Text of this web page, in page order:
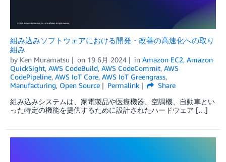
組み込みソフトウェアにおける開発・改善の高速化への取り
組み
by Ken Muramatsu on 19 6月 2024 in Amazon EC2, Amazon
QuickSight, AWS CodeBuild, AWS CodeCommit, AWS
CodePipeline, AWS IoT Core, AWS IoT Greengrass,
Manufacturing, Open Source Permalink
Share
組み込みシステムは、家電製品や医療機器、空調機、自動車とい
った特定の機能を提供するために設計されたハードウェア […]